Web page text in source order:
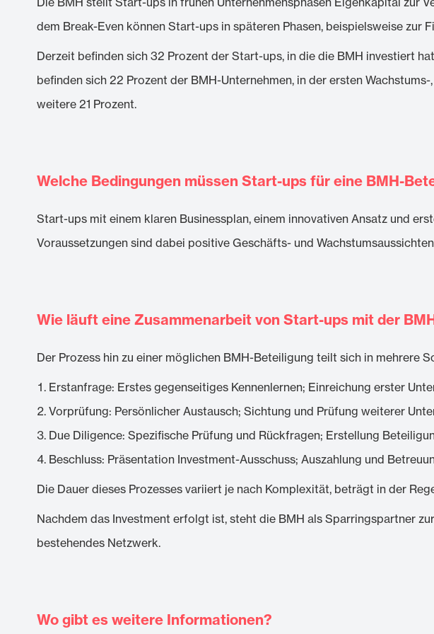
dem Break-Even können Start-ups in späteren Phasen, beispielsweise
Derzeit befinden sich 32 Prozent der Start-ups, in die die BMH investiert
befinden sich 22 Prozent der BMH-Unternehmen, in der ersten
weitere 21 Prozent.
Welche Bedingungen müssen Start-ups für eine BMH-
Start-ups mit einem klaren Businessplan, einem innovativen Ansatz und
Voraussetzungen sind dabei positive Geschäfts- und
Wie läuft eine Zusammenarbeit von Start-ups mit der
Der Prozess hin zu einer möglichen BMH-Beteiligung teilt sich in mehrere
Erstanfrage: Erstes gegenseitiges Kennenlernen; Einreichung erster
Vorprüfung: Persönlicher Austausch; Sichtung und Prüfung weiterer
Due Diligence: Spezifische Prüfung und Rückfragen; Erstellung
Beschluss: Präsentation Investment-Ausschuss; Auszahlung und
Die Dauer dieses Prozesses variiert je nach Komplexität, beträgt in der
Nachdem das Investment erfolgt ist, steht die BMH als Sparringspartner
bestehendes Netzwerk.
Wo gibt es weitere Informationen?